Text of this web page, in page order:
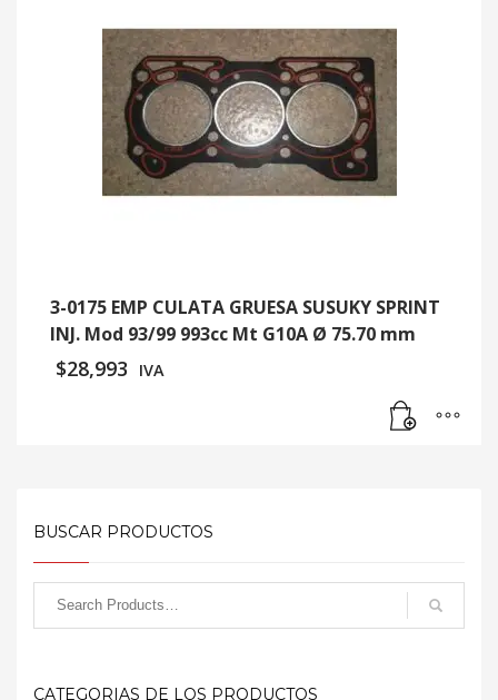
3-0175 EMP CULATA GRUESA SUSUKY SPRINT
INJ. Mod 93/99 993cc Mt G10A Ø 75.70 mm
$28,993 IVA
BUSCAR PRODUCTOS
CATEGORIAS DE LOS PRODUCTOS